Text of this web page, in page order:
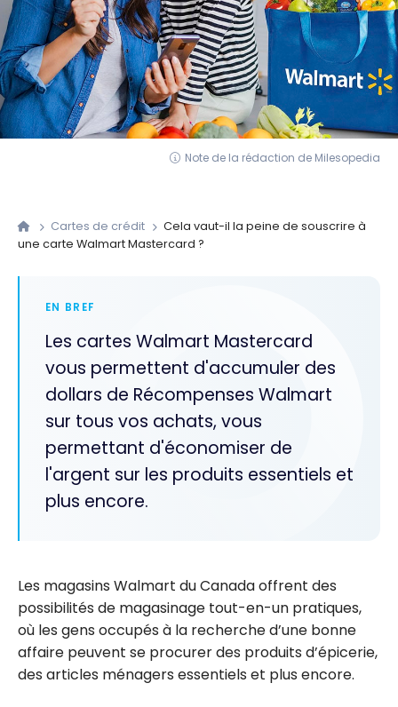
Note de la rédaction de Milesopedia
Cartes de crédit
Cela vaut-il la peine de souscrire à
une carte Walmart Mastercard ?
EN BREF
Les cartes Walmart Mastercard
vous permettent d'accumuler des
dollars de Récompenses Walmart
sur tous vos achats, vous
permettant d'économiser de
l'argent sur les produits essentiels et
plus encore.
Les magasins Walmart du Canada offrent des
possibilités de magasinage tout-en-un pratiques,
où les gens occupés à la recherche d’une bonne
affaire peuvent se procurer des produits d’épicerie,
des articles ménagers essentiels et plus encore.